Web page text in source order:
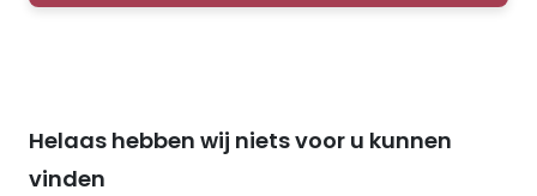
Helaas hebben wij niets voor u kunnen
vinden